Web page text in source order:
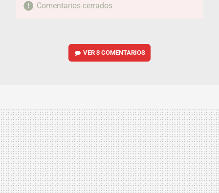
Comentarios cerrados
VER3 COMENTARIOS